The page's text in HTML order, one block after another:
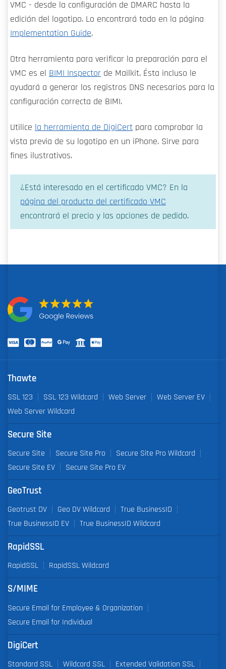
VMC - desde la configuración de DMARC hasta la
edición del logotipo. Lo encontrará todo en la página
Implementation Guide.
Otra herramienta para verificar la preparación para el
VMC es el BIMI Inspector de Mailkit. Ésta incluso le
ayudará a generar los registros DNS necesarios para la
configuración correcta de BIMI.
Utilice la herramienta de DigiCert para comprobar la
vista previa de su logotipo en un iPhone. Sirve para
fines ilustrativos.
¿Está interesado en el certificado VMC? En la
página del producto del certificado VMC
encontrará el precio y las opciones de pedido.
Thawte
SSL 123 SSL 123 Wildcard Web Server
Web Server EV
Web Server Wildcard
Secure Site
Secure Site Secure Site Pro
Secure Site Pro Wildcard
Secure Site EV
Secure Site Pro EV
GeoTrust
Geotrust DV Geo DV Wildcard
True BusinessID
True BusinessID EV
True BusinessID Wildcard
RapidSSL
RapidSSL RapidSSL Wildcard
S/MIME
Secure Email for Employee & Organization
Secure Email for Individual
DigiCert
Standard SSL Wildcard SSL
Extended Validation SSL